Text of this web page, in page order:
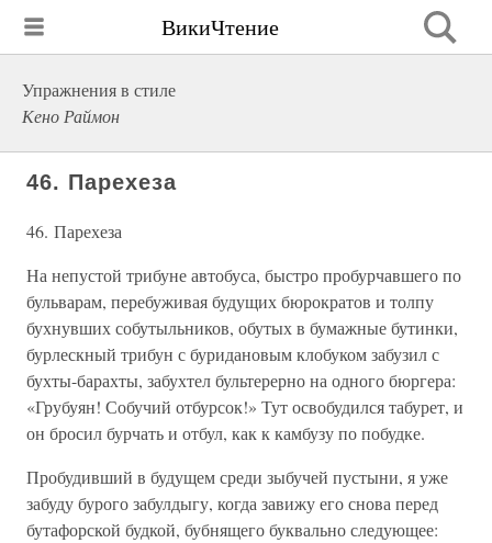
ВикиЧтение
Упражнения в стиле
Кено Раймон
46. Парехеза
46. Парехеза
На непустой трибуне автобуса, быстро пробурчавшего по
бульварам, перебуживая будущих бюрократов и толпу
бухнувших собутыльников, обутых в бумажные бутинки,
бурлескный трибун с буридановым клобуком забузил с
бухты-барахты, забухтел бультерерно на одного бюргера:
«Грубуян! Собучий отбурсок!» Тут освобудился табурет, и
он бросил бурчать и отбул, как к камбузу по побудке.
Пробудивший в будущем среди зыбучей пустыни, я уже
забуду бурого забулдыгу, когда завижу его снова перед
бутафорской будкой, бубнящего буквально следующее: